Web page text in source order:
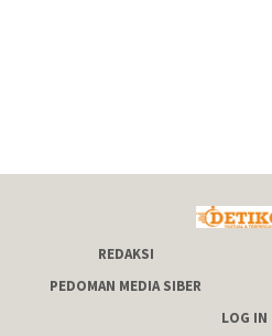
REDAKSI
PEDOMAN MEDIA SIBER
LOG IN